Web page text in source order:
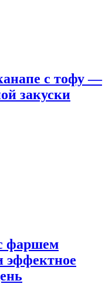
с тофу —
закуски
фаршем
эффектное